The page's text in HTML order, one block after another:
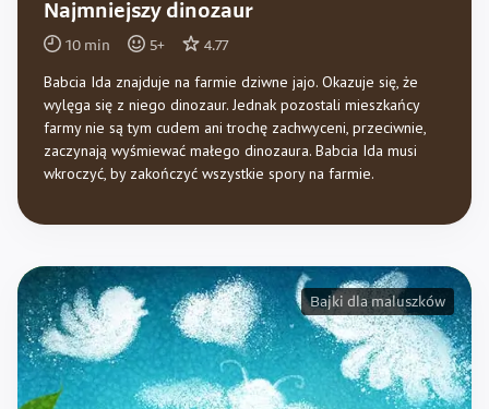
Najmniejszy dinozaur
10 min 5+ 4.77
Babcia Ida znajduje na farmie dziwne jajo. Okazuje się, że
wylęga się z niego dinozaur. Jednak pozostali mieszkańcy
farmy nie są tym cudem ani trochę zachwyceni, przeciwnie,
zaczynają wyśmiewać małego dinozaura. Babcia Ida musi
wkroczyć, by zakończyć wszystkie spory na farmie.
Bajki dla maluszków